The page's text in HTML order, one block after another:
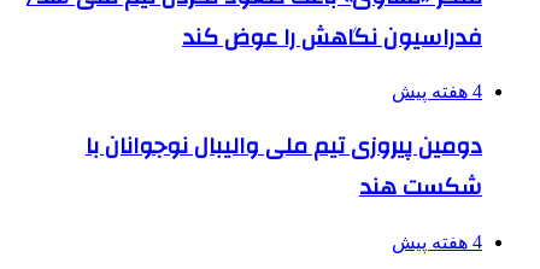
فدراسیون نگاهش را عوض کند
4 هفته پیش
دومین پیروزی تیم ملی والیبال نوجوانان با
شکست هند
4 هفته پیش